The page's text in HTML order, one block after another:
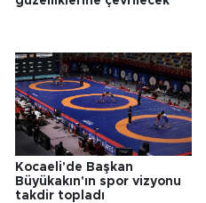
Kocaeli'de Başkan
Büyükakın'ın spor vizyonu
takdir topladı